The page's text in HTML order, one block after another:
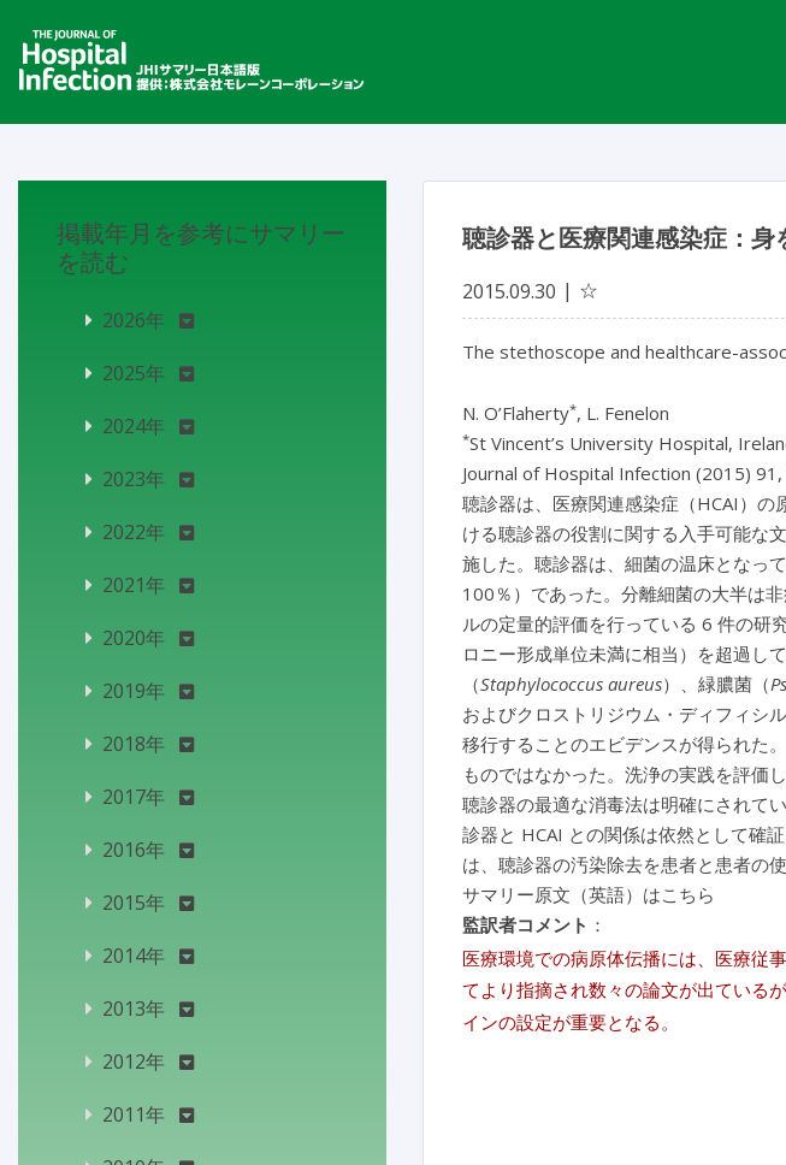
聴診器と医療関連感染症：
2015.09.30 ☆
The stethoscope and healthcare-
N. O’Flaherty*, L. Fenelon
*St Vincent’s University Hospital,
Journal of Hospital Infection (2015)
聴診器は、医療関連感染症（HCAI）
ける聴診器の役割に関する入手可能な
施した。聴診器は、細菌の温床となっ
100％）であった。分離細菌の大半は
ルの定量的評価を行っている 6 件の研
ロニー形成単位未満に相当）を超過し
（Staphylococcus aureus）、緑膿菌（
およびクロストリジウム・ディフィシ
移行することのエビデンスが得られた
ものではなかった。洗浄の実践を評価
聴診器の最適な消毒法は明確にされて
診器と HCAI との関係は依然として確
は、聴診器の汚染除去を患者と患者の
サマリー原文（英語）はこちら
監訳者コメント ：
医療環境での病原体伝播には、医療従
てより指摘され数々の論文が出ている
インの設定が重要となる。
掲載年月を参考にサマリー
を読む
2026年
2025年
2024年
2023年
2022年
2021年
2020年
2019年
2018年
2017年
2016年
2015年
2014年
2013年
2012年
2011年